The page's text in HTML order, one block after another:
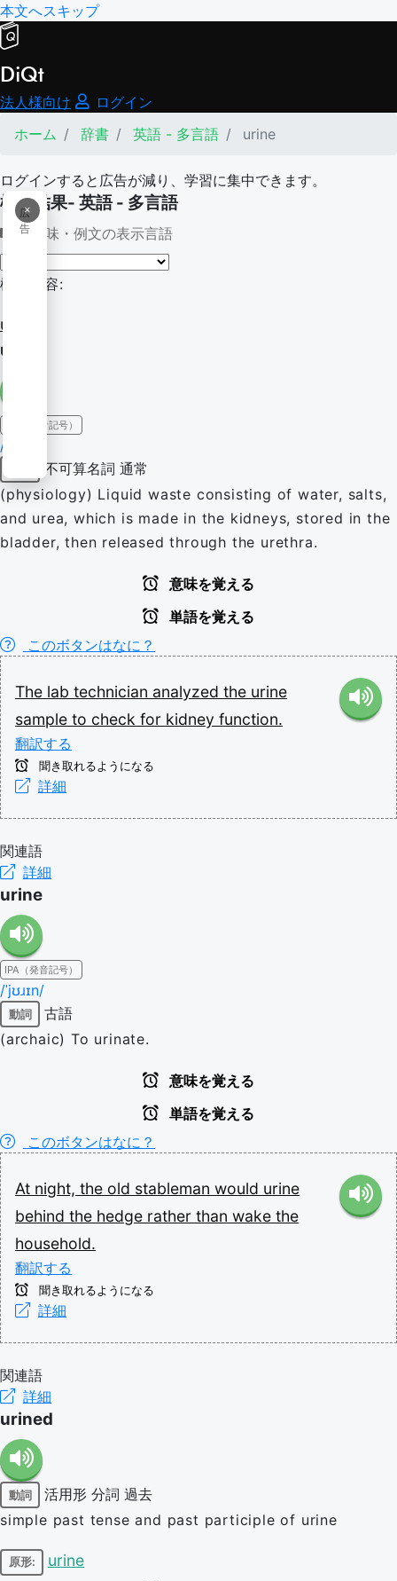
本文へスキップ
DiQt
法人様向け
ログイン
ホーム
辞書 英語 - 多言語 urine
ログインすると広告が減り、学習に集中できます。
×
広
告
検索結果- 英語 - 多言語
意味・例文の表示言語
検索内容:
urine
urine
IPA（発音記号）
/ˈjʊɹɪn/
不可算名詞 通常
(physiology) Liquid waste consisting of water, salts,
and urea, which is made in the kidneys, stored in the
bladder, then released through the urethra.
意味を覚える
単語を覚える
このボタンはなに？
The lab technician analyzed the urine
sample to check for kidney function.
翻訳する
聞き取れるようになる
詳細
関連語
詳細
urine
IPA（発音記号）
/ˈjʊɹɪn/
動詞
古語
(archaic) To urinate.
意味を覚える
単語を覚える
このボタンはなに？
At night, the old stableman would urine
behind the hedge rather than wake the
household.
翻訳する
聞き取れるようになる
詳細
関連語
詳細
urined
動詞 活用形 分詞 過去
simple past tense and past participle of urine
原形: urine